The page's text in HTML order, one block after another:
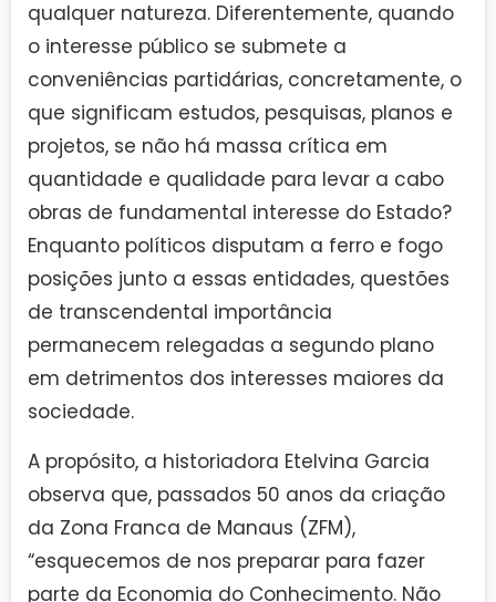
qualquer natureza. Diferentemente, quando
o interesse público se submete a
conveniências partidárias, concretamente, o
que significam estudos, pesquisas, planos e
projetos, se não há massa crítica em
quantidade e qualidade para levar a cabo
obras de fundamental interesse do Estado?
Enquanto políticos disputam a ferro e fogo
posições junto a essas entidades, questões
de transcendental importância
permanecem relegadas a segundo plano
em detrimentos dos interesses maiores da
sociedade.
A propósito, a historiadora Etelvina Garcia
observa que, passados 50 anos da criação
da Zona Franca de Manaus (ZFM),
“esquecemos de nos preparar para fazer
parte da Economia do Conhecimento. Não